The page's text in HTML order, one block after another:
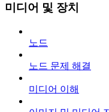
미디어 및 장치
노드
노드 문제 해결
미디어 이해